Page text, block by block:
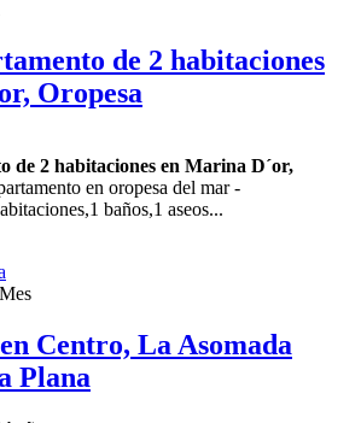
de 2 habitaciones
Oropesa
de 2 habitaciones en Marina D´or,
en oropesa del mar -
baños,1 aseos...
Centro, La Asomada
Plana